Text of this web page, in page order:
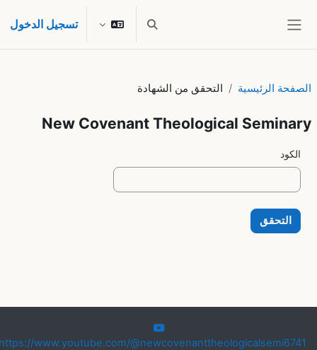
تبديل إدخال البحث تسجيل الدخول
الصفحة الرئيسية التحقق من الشهادة
New Covenant Theological Seminary
الكود
https://www.youtube.com/@newcovenanttheologicalsemi6741